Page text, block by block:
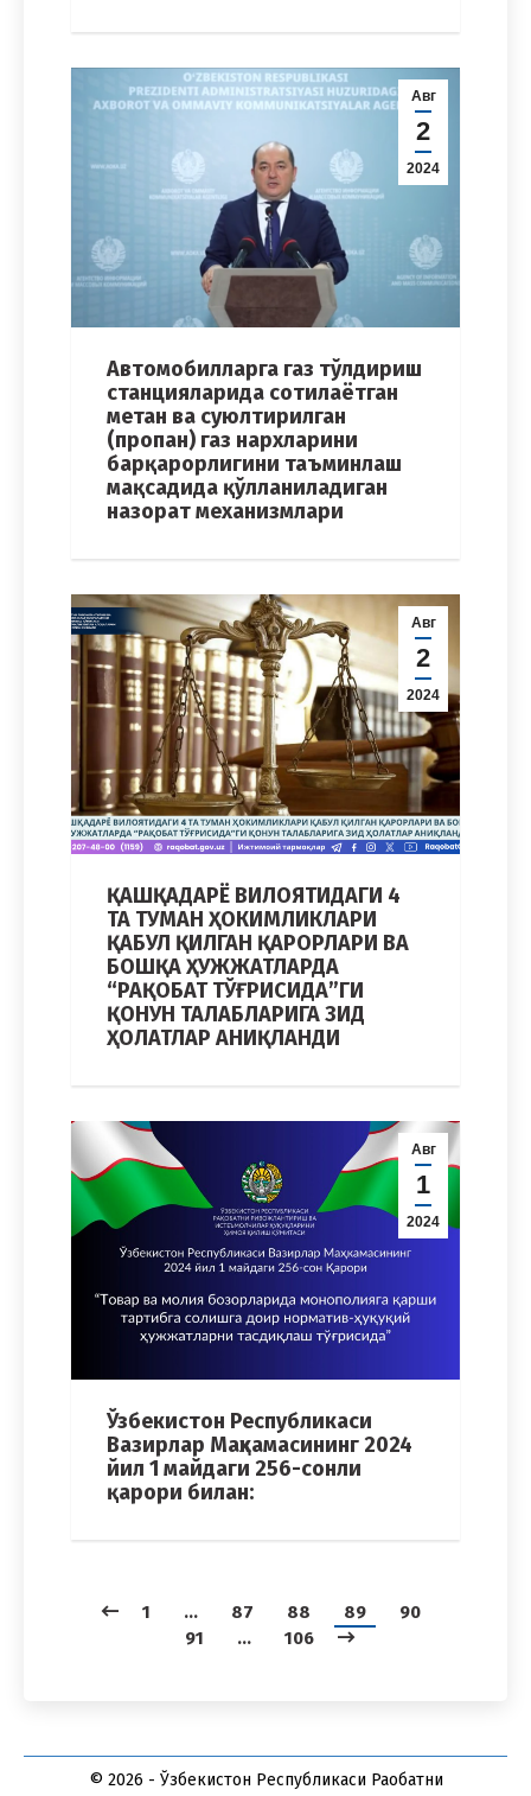
Авг
2
2024
Автомобилларга газ тўлдириш
станцияларида сотилаётган
метан ва суюлтирилган
(пропан) газ нархларини
барқарорлигини таъминлаш
мақсадида қўлланиладиган
назорат механизмлари
Авг
2
2024
ҚАШҚАДАРЁ ВИЛОЯТИДАГИ 4
ТА ТУМАН ҲОКИМЛИКЛАРИ
ҚАБУЛ ҚИЛГАН ҚАРОРЛАРИ ВА
БОШҚА ҲУЖЖАТЛАРДА
“РАҚОБАТ ТЎҒРИСИДА”ГИ
ҚОНУН ТАЛАБЛАРИГА ЗИД
ҲОЛАТЛАР АНИҚЛАНДИ
Авг
1
2024
Ўзбекистон Республикаси
Вазирлар Маҳкамасининг 2024
йил 1 майдаги 256-сонли
қарори билан:
1 … 87 88 89
90
91
… 106
© 2026 - Ўзбекистон Республикаси Рақобатни